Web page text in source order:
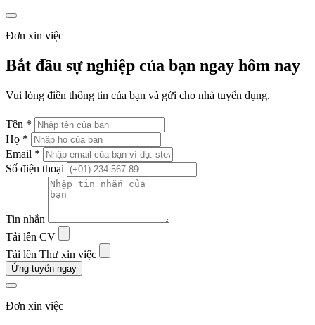
Đơn xin việc
Bắt đầu sự nghiệp của bạn ngay hôm nay
Vui lòng điền thông tin của bạn và gửi cho nhà tuyển dụng.
Tên *
Họ *
Email *
Số điện thoại
Tin nhắn
Tải lên CV
Tải lên Thư xin việc
Ứng tuyển ngay
Đơn xin việc